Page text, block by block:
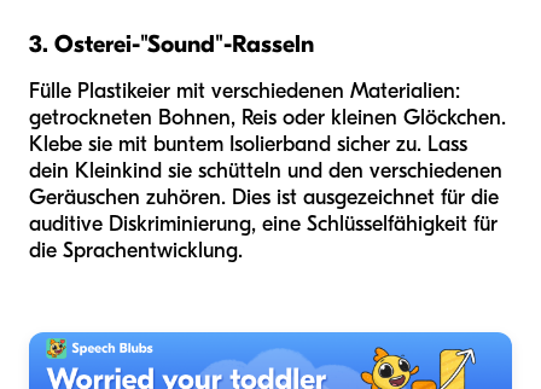
3. Osterei-"Sound"-Rasseln
Fülle Plastikeier mit verschiedenen Materialien:
getrockneten Bohnen, Reis oder kleinen Glöckchen.
Klebe sie mit buntem Isolierband sicher zu. Lass
dein Kleinkind sie schütteln und den verschiedenen
Geräuschen zuhören. Dies ist ausgezeichnet für die
auditive Diskriminierung, eine Schlüsselfähigkeit für
die Sprachentwicklung.